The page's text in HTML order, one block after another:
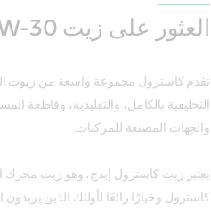
العثور على زيت 10W-30 المناسب لسيارتك
التخليقية بالكامل، والتقليدية، وقاطعة
والجهات المصنعة للمركبات.
كاسترول وخيارًا رائعًا لأولئك الذين